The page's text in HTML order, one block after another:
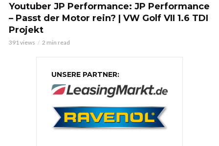
Youtuber JP Performance: JP Performance
– Passt der Motor rein? | VW Golf VII 1.6 TDI
Projekt
391 views 2 min read
UNSERE PARTNER: